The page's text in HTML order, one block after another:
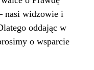
nasi widzowie i
oddając w
o wsparcie